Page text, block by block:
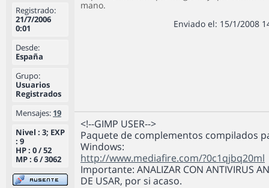
Registrado:
21/7/2006
0:01
Desde:
España
Grupo:
Usuarios
Registrados
Mensajes: 19
Nivel : 3; EXP
: 9
HP : 0 / 52
MP : 6 / 3062
mano.
Enviado el: 15/1/2008
<!--GIMP USER-->
Paquete de complementos compilados
Windows:
http://www.mediafire.com/?0c1qjbq20ml
Importante: ANALIZAR CON ANTIVIRUS
DE USAR, por si acaso.